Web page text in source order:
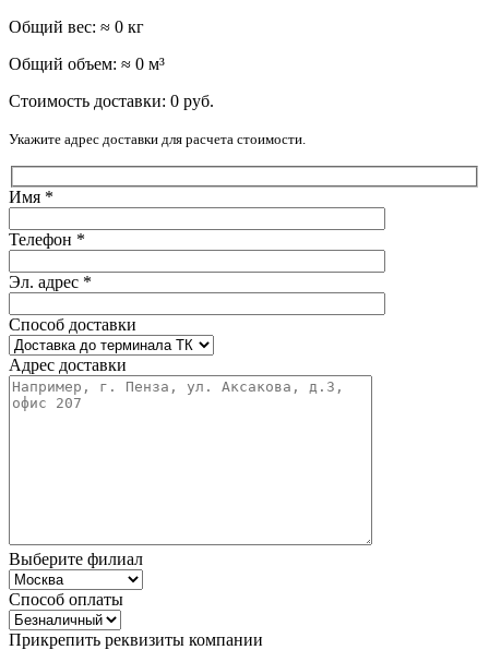
Общий вес: ≈ 0 кг
Общий объем: ≈ 0 м³
Стоимость доставки: 0 руб.
Укажите адрес доставки для расчета стоимости.
Имя *
Телефон *
Эл. адрес *
Способ доставки
Адрес доставки
Выберите филиал
Способ оплаты
Прикрепить реквизиты компании